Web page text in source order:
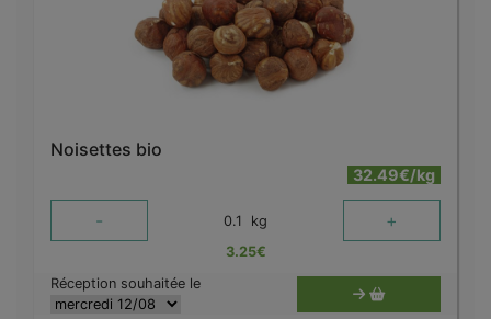
Noisettes bio
32.49€/kg
- 0.1 kg +
3.25€
Réception souhaitée le